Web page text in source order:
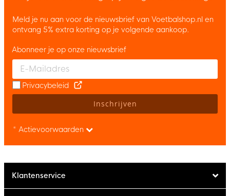
Meld je nu aan voor de nieuwsbrief van Voetbalshop.nl en
ontvang 5% extra korting op je volgende aankoop.
Enter your email and accept the privacy policy to subscribe to
Abonneer je op onze nieuwsbrief
Privacybeleid
Inschrijven
* Actievoorwaarden
Klantenservice